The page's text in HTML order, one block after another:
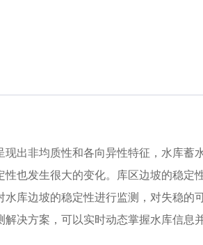
出非均质性和各向异性特征，水库蓄
也发生很大的变化。库区边坡的稳定
库边坡的稳定性进行监测，对失稳的
决方案，可以实时动态掌握水库信息